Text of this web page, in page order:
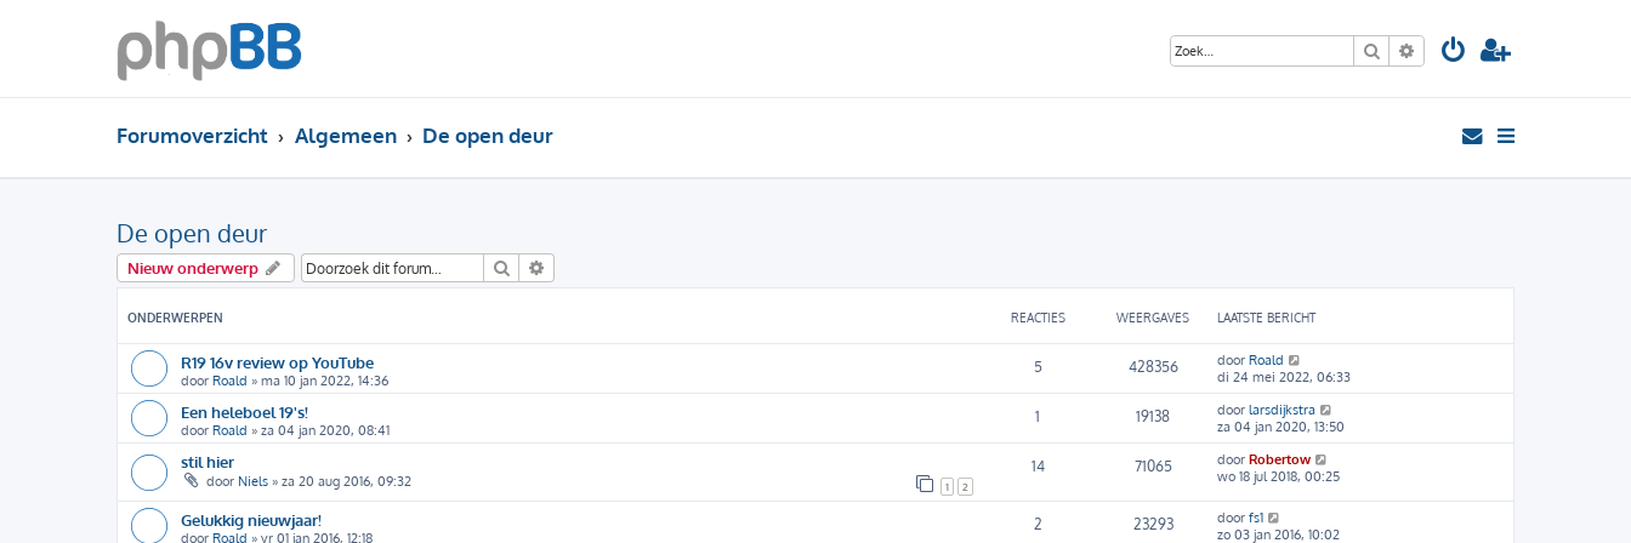
Zoek Uitgebreid zoeken
Forumoverzicht Algemeen De open deur
De open deur
Nieuw onderwerp Zoek
ONDERWERPEN REACTIES WEERGAVES LAATSTE BERICHT
R19 16v review op YouTube
door Roald » ma 10 jan 2022, 14:36
5 428356 door Roald
di 24 mei 2022, 06:33
Een heleboel 19's!
door Roald » za 04 jan 2020, 08:41
1 19138 door larsdijkstra
za 04 jan 2020, 13:50
stil hier
door Niels » za 20 aug 2016, 09:32 1 2
14 71065 door Robertow
wo 18 jul 2018, 00:25
Gelukkig nieuwjaar!
door Roald » vr 01 jan 2016, 12:18
2 23293 door fs1
zo 03 jan 2016, 10:02